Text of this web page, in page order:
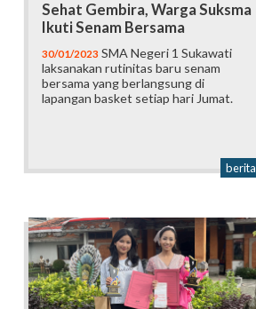
Sehat Gembira, Warga Suksma
Ikuti Senam Bersama
30/01/2023 SMA Negeri 1 Sukawati
laksanakan rutinitas baru senam
bersama yang berlangsung di
lapangan basket setiap hari Jumat.
berita